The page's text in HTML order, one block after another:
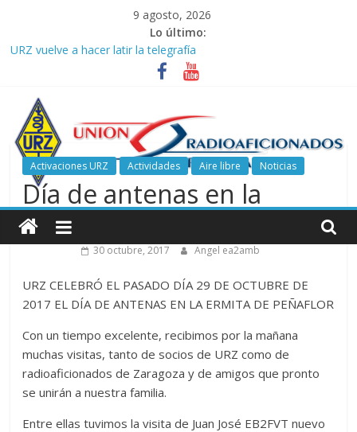
contenido
9 agosto, 2026
Lo último:
URZ vuelve a hacer latir la telegrafía
Verano, radio y buenas ondas: ideas para seguir disfrutando de
Promoción de Verano ICOM en Promodis Telecom
Nueva ubicación de la Jefatura Provincial de Inspección de las
Telecomunicaciones de Zaragoza. Información de interés para
los radioaficionados
La cantera de URZ vuelve a hacerse escuchar en el YOTA
Contest
Unión
de
Radioaficionados
de
Zaragoza
URZ
Activaciones URZ Actividades Aire libre Noticias
Día de antenas en la
30 octubre, 2017 Angel ea2amb
URZ CELEBRÓ EL PASADO DÍA 29 DE OCTUBRE DE
2017 EL DÍA DE ANTENAS EN LA ERMITA DE PEÑAFLOR
Con un tiempo excelente, recibimos por la mañana
muchas visitas, tanto de socios de URZ como de
radioaficionados de Zaragoza y de amigos que pronto
se unirán a nuestra familia.
Entre ellas tuvimos la visita de Juan José EB2FVT nuevo